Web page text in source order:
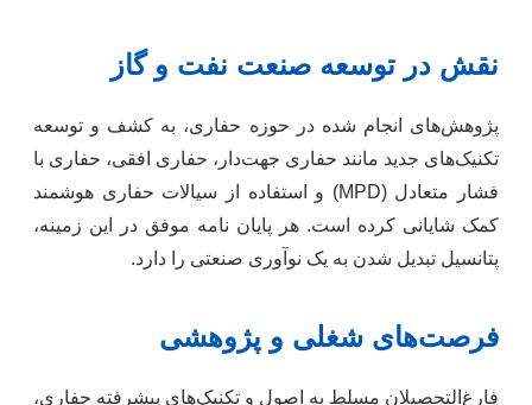
نقش در توسعه صنعت نفت و گاز
پژوهش‌های انجام شده در حوزه حفاری، به کشف و توسعه
تکنیک‌های جدید مانند حفاری جهت‌دار، حفاری افقی، حفاری با
فشار متعادل (MPD) و استفاده از سیالات حفاری هوشمند
کمک شایانی کرده است. هر پایان نامه موفق در این زمینه،
پتانسیل تبدیل شدن به یک نوآوری صنعتی را دارد.
فرصت‌های شغلی و پژوهشی
فارغ‌التحصیلان مسلط به اصول و تکنیک‌های پیشرفته حفاری،